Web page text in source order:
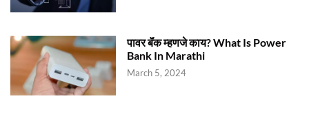
पावर बॅंक म्हणजे काय? What Is Power
Bank In Marathi
March 5, 2024